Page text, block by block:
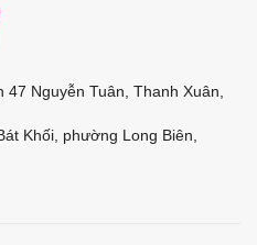
47 Nguyễn Tuân, Thanh Xuân,
Khối, phường Long Biên,